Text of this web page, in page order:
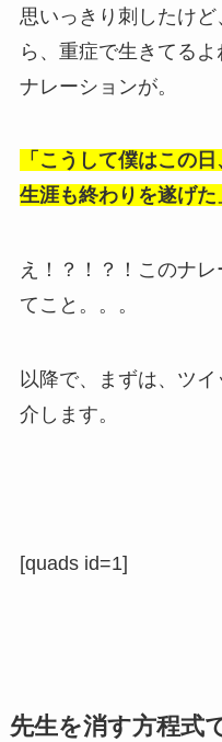
思いっきり刺したけ
ら、重症で生きてる
ナレーションが。
「こうして僕はこの
生涯も終わりを遂げた
え！？！？！このナ
てこと。。。
以降で、まずは、ツ
介します。
[quads id=1]
先生を消す方程式